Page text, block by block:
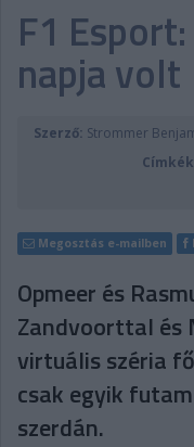
PODCAST
DIGITÁLIS MAGAZIN
F1
napja volt
Szerző: Strommer
Megosztás e-mailben
Opmeer és
Zandvoorttal
virtuális széria
csak egyik
szerdán.